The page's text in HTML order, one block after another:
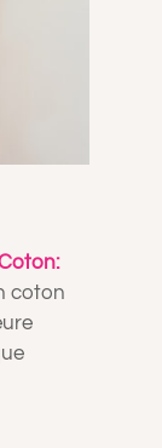
coton